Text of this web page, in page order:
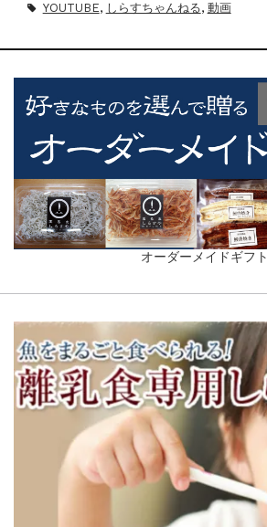
YOUTUBE, しらすちゃんねる, 動画
オーダーメイドギフト